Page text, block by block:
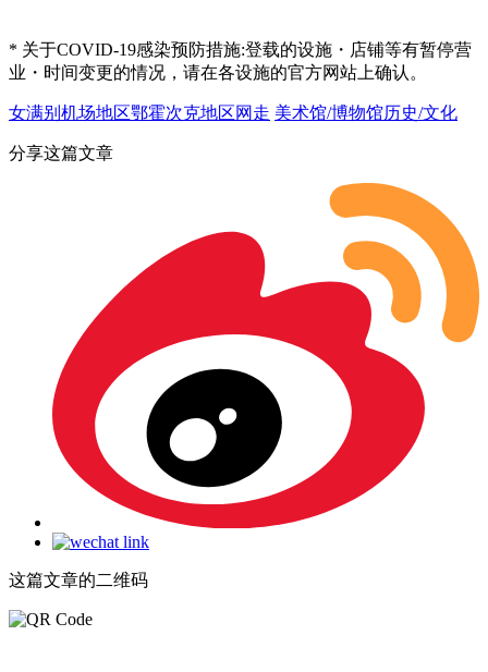
* 关于COVID-19感染预防措施:登载的设施・店铺等有暂停营
业・时间变更的情况，请在各设施的官方网站上确认。
女满别机场地区鄂霍次克地区网走 美术馆/博物馆历史/文化
分享这篇文章
这篇文章的二维码